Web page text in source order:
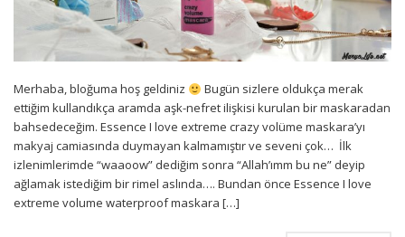
Merhaba, bloğuma hoş geldiniz
Bugün sizlere oldukça merak
ettiğim kullandıkça aramda aşk-nefret ilişkisi kurulan bir maskaradan
bahsedeceğim. Essence I love extreme crazy volüme maskara’yı
makyaj camiasında duymayan kalmamıştır ve seveni çok… İlk
izlenimlerimde “waaoow” dediğim sonra “Allah’ımm bu ne” deyip
ağlamak istediğim bir rimel aslında…. Bundan önce Essence I love
extreme volume waterproof maskara […]